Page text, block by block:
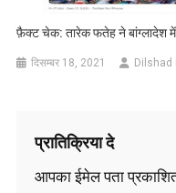
फ़ैक्ट चेक: तारेक फतेह ने बांग्लादेश में
दिसम्बर 18, 2021 Dilshad
प्रातिक्रिया दे
आपका ईमेल पता प्रकाशित